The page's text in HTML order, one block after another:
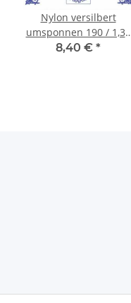
Nylon versilbert
umsponnen 190 / 1,34
100 cm
8,40 € *